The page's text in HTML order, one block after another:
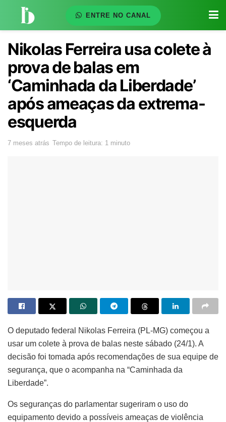
ENTRE NO CANAL
Nikolas Ferreira usa colete à
prova de balas em
‘Caminhada da Liberdade’
após ameaças da extrema-
esquerda
7 meses atrás Tempo de leitura: 1 minuto
O deputado federal Nikolas Ferreira (PL-MG) começou a
usar um colete à prova de balas neste sábado (24/1). A
decisão foi tomada após recomendações de sua equipe de
segurança, que o acompanha na “Caminhada da
Liberdade”.
Os seguranças do parlamentar sugeriram o uso do
equipamento devido a possíveis ameaças de violência